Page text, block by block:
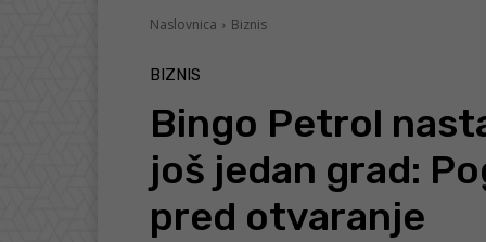
Naslovnica Biznis
BIZNIS
Bingo Petrol
još jedan grad:
pred otvaranje